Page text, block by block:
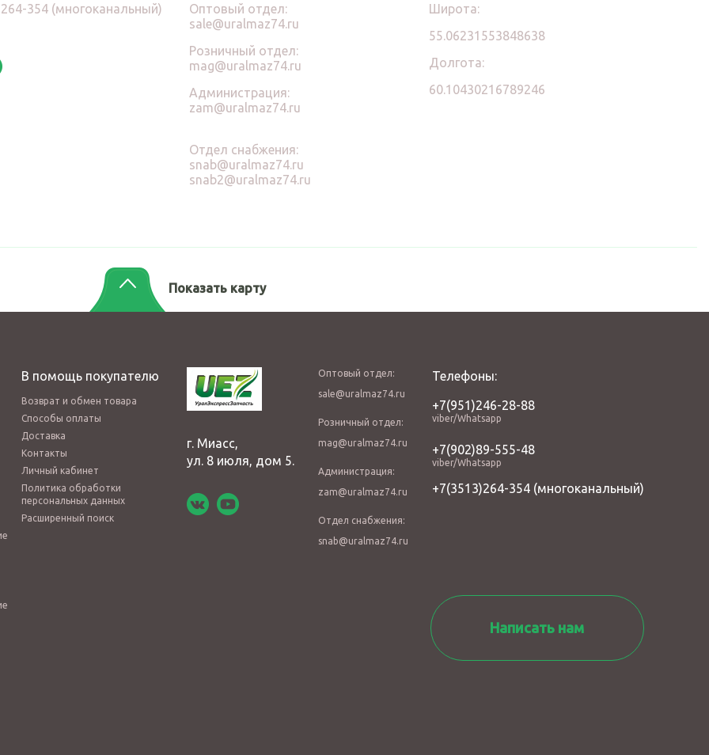
354 (многоканальный)
Оптовый отдел:
sale@uralmaz74.ru
Розничный отдел:
mag@uralmaz74.ru
Администрация:
zam@uralmaz74.ru
Отдел снабжения:
snab@uralmaz74.ru
snab2@uralmaz74.ru
Широта:
55.06231553848638
Долгота:
60.10430216789246
Показать карту
В помощь покупателю
Возврат и обмен товара
Способы оплаты
Доставка
Контакты
Личный кабинет
Политика обработки
персональных данных
Расширенный поиск
г. Миасс,
ул. 8 июля, дом 5.
Оптовый отдел:
sale@uralmaz74.ru
Розничный отдел:
mag@uralmaz74.ru
Администрация:
zam@uralmaz74.ru
Отдел снабжения:
snab@uralmaz74.ru
Телефоны:
+7(951)246-28-88
viber/Whatsapp
+7(902)89-555-48
viber/Whatsapp
+7(3513)264-354(многоканальный)
Написать нам